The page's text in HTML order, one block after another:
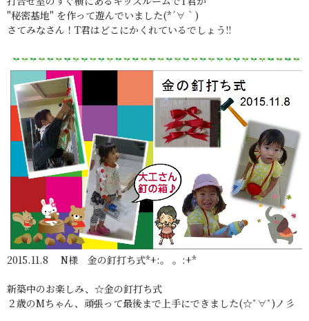
"秘密基地" を作って遊んでいました(*´∀｀)
さてみなさん！T君はどこにかくれているでしょう!!
2015.11.8 N様 金の釘打ち式*+:。 。:+*
新築中のお楽しみ、☆金の釘打ち式
２歳のMちゃん、頑張って最後まで上手にできました(☆ﾟ∀ﾟ)ノ彡